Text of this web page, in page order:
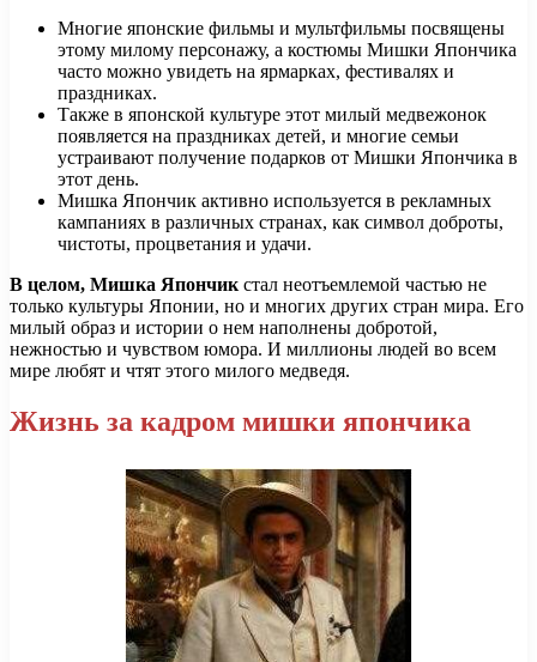
Многие японские фильмы и мультфильмы посвящены
этому милому персонажу, а костюмы Мишки Япончика
часто можно увидеть на ярмарках, фестивалях и
праздниках.
Также в японской культуре этот милый медвежонок
появляется на праздниках детей, и многие семьи
устраивают получение подарков от Мишки Япончика в
этот день.
Мишка Япончик активно используется в рекламных
кампаниях в различных странах, как символ доброты,
чистоты, процветания и удачи.
В целом, Мишка Япончик стал неотъемлемой частью не
только культуры Японии, но и многих других стран мира. Его
милый образ и истории о нем наполнены добротой,
нежностью и чувством юмора. И миллионы людей во всем
мире любят и чтят этого милого медведя.
Жизнь за кадром мишки япончика